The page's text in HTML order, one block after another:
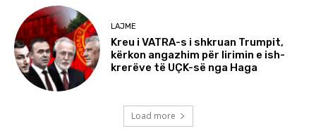
LAJME
Kreu i VATRA-s i shkruan Trumpit,
kërkon angazhim për lirimin e ish-
krerëve të UÇK-së nga Haga
Load more